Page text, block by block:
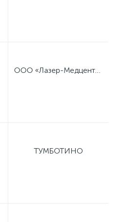
ООО «Лазер-Медцентр»
ТУМБОТИНО